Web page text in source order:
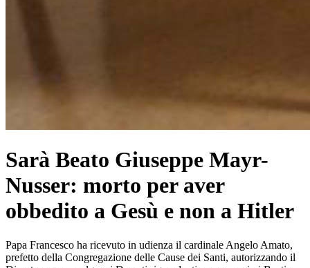
Sarà Beato Giuseppe Mayr-
Nusser: morto per aver
obbedito a Gesù e non a Hitler
Papa Francesco ha ricevuto in udienza il cardinale Angelo Amato,
prefetto della Congregazione delle Cause dei Santi, autorizzando il